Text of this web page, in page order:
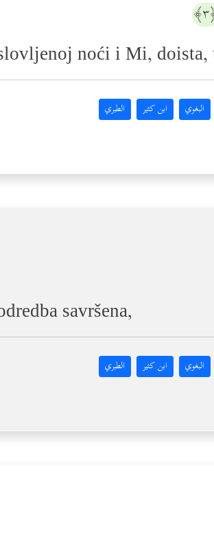
noći i Mi, doista,
البغوي ابن كثير الطبري
savršena,
البغوي ابن كثير الطبري